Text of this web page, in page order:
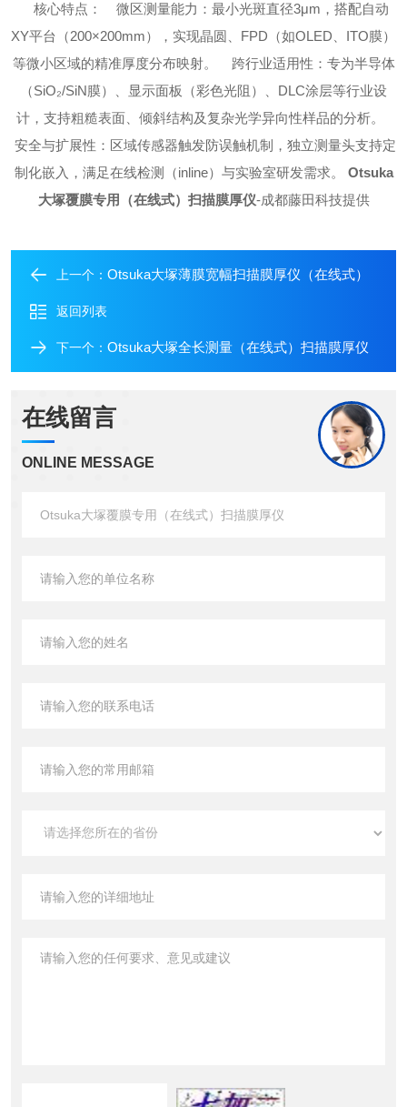
核心特点：
微区测量能力：最小光斑直径3μm，搭配自动
XY平台（200×200mm），实现晶圆、FPD（如OLED、ITO膜）
等微小区域的精准厚度分布映射。
跨行业适用性：专为半导体
（SiO₂/SiN膜）、显示面板（彩色光阻）、DLC涂层等行业设
计，支持粗糙表面、倾斜结构及复杂光学异向性样品的分析。
安全与扩展性：区域传感器触发防误触机制，独立测量头支持定
制化嵌入，满足在线检测（inline）与实验室研发需求。
Otsuka
大塚覆膜专用（在线式）扫描膜厚仪-成都藤田科技提供
上一个： Otsuka大塚薄膜宽幅扫描膜厚仪（在线式）
返回列表
下一个： Otsuka大塚全长测量（在线式）扫描膜厚仪
在线留言
ONLINE MESSAGE